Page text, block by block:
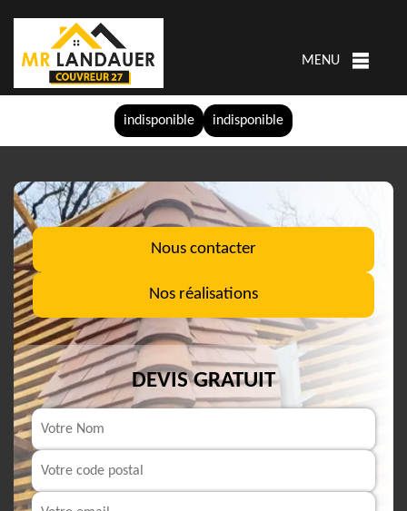
indisponible indisponible
MENU
Nous contacter
Nos réalisations
DEVIS GRATUIT